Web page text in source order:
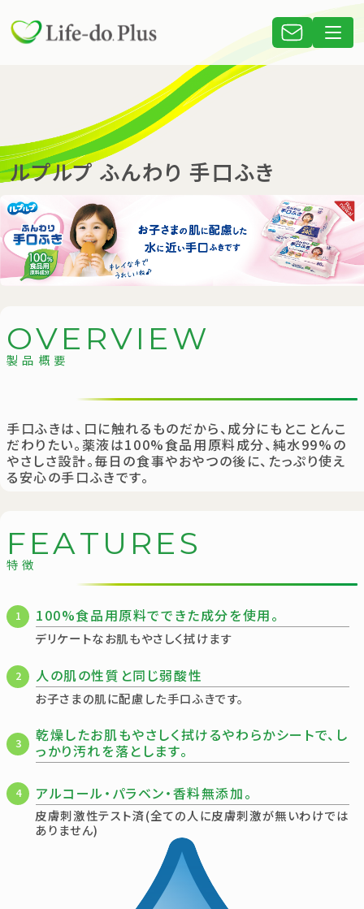
ルプルプ ふんわり 手口ふき
OVE RVI EW
製品概要
手口ふきは、口に触れるものだから、成分にもとことんこ
だわりたい。薬液は100%食品用原料成分、純水99%の
やさしさ設計。毎日の食事やおやつの後に、たっぷり使え
る安心の手口ふきです。
FEATU RES
特徴
1 100%食品用原料でできた成分を使用。
デリケートなお肌もやさしく拭けます
2 人の肌の性質と同じ弱酸性
お子さまの肌に配慮した手口ふきです。
3
乾燥したお肌もやさしく拭けるやわらかシートで、し
っかり汚れを落とします。
4 アルコール・パラベン・香料無添加。
皮膚刺激性テスト済(全ての人に皮膚刺激が無いわけでは
ありません)